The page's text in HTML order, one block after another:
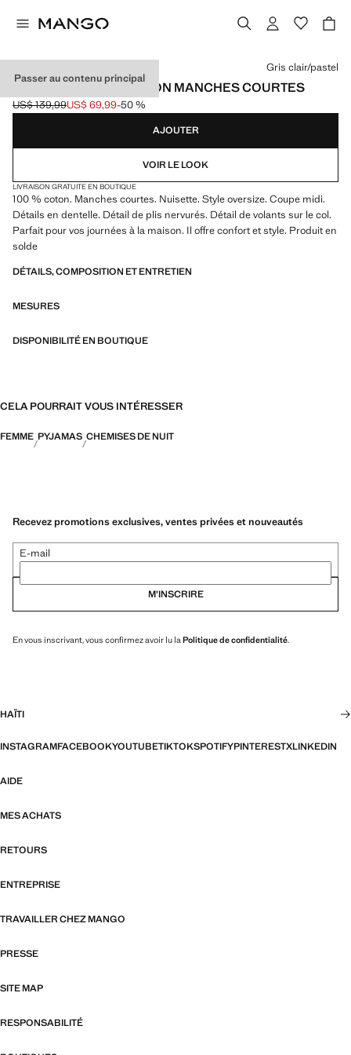
Passer au contenu principal
CHEMISE DE NUIT COTON MANCHES COURTES
Prix initial barré [US$ 139,99 ]
US$ 139,99
Prix actuel [US$ 69,99 ]
US$ 69,99-50 %
Choisissez une couleur
Gris clair/pastel
AJOUTER
VOIR LE LOOK
LIVRAISON GRATUITE EN BOUTIQUE
100 % coton. Manches courtes. Nuisette. Style oversize. Coupe midi.
Détails en dentelle. Détail de plis nervurés. Détail de volants sur le col.
Parfait pour vos journées à la maison. Il offre confort et style. Produit en
solde
DÉTAILS, COMPOSITION ET ENTRETIEN
MESURES
DISPONIBILITÉ EN BOUTIQUE
CELA POURRAIT VOUS INTÉRESSER
FEMME PYJAMAS CHEMISES DE NUIT
Recevez promotions exclusives, ventes privées et nouveautés
E-mail
M’INSCRIRE
En vous inscrivant, vous confirmez avoir lu la Politique de confidentialité.
HAÏTI
INSTAGRAMFACEBOOKYOUTUBETIKTOKSPOTIFYPINTERESTXLINKEDIN
AIDE
MES ACHATS
RETOURS
ENTREPRISE
TRAVAILLER CHEZ MANGO
PRESSE
SITE MAP
RESPONSABILITÉ